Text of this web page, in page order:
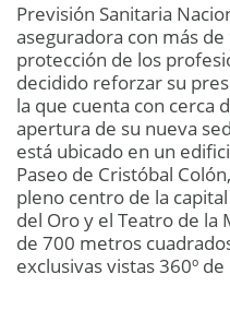
Previsión Sanitaria
aseguradora con más
protección de los
decidido reforzar su
la que cuenta con cerca
apertura de su nueva
está ubicado en un
Paseo de Cristóbal
pleno centro de la
del Oro y el Teatro de la
de 700 metros
exclusivas vistas 360º